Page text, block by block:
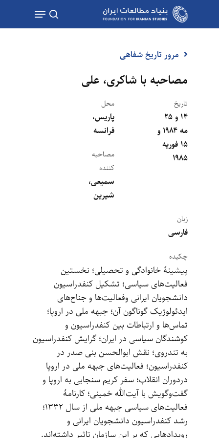
جستجو
Menu
مرور تاریخ شفاهی
مصاحبه با شاکری، علی
تاریخ
۱۴ و ۲۵
مه ۱۹۸۴ و
۱۵ فوریه
۱۹۸۵
محل
پاریس،
فرانسه
مصاحبه
کننده
سمیعی،
شیرین
زبان
فارسی
چکیده
پیشینۀ خانوادگی و تحصیلی؛ نخستین
فعالیت‌های سیاسی؛ تشکیل کنفدراسیون
دانشجویان ایرانی وفعالیت‌ها و جناح‌های
ایدئولوژیک گوناگون آن؛ جبهه ملی در اروپا؛
تماس‌ها و ارتباطات بین کنفدراسیون و
کوشندگان سیاسی در ایران؛ گرایش کنفدراسیون
به تندروی؛ نقش ابوالحسن بنی صدر در
کنفدراسیون؛ فعالیت‌های جبهه ملی در اروپا
دردوران انقلاب‌؛ سفر کریم سنجابی به اروپا و
گفت‌و‌گویش با آیت‌الله خمینی؛ کارنامۀ
فعالیت‌های سیاسی جبهه ملی از سال ۱۳۳۲؛
رشد کنفدراسیون دانشجویان ایرانی و
رویدادهایی که بر این سازمان تاثیر داشته‌اند.